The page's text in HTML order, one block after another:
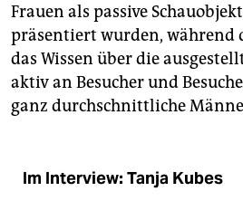
Frauen als passive
präsentiert wurden, während
das Wissen über die
aktiv an Besucher und
ganz durchschnittliche
Im Interview: Tanja Kubes